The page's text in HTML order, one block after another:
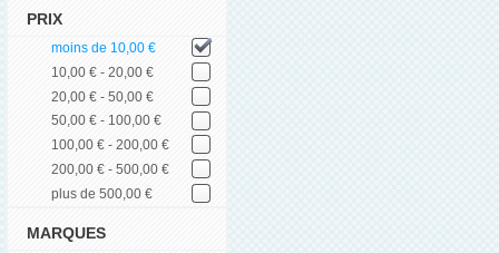
PRIX
moins de 10,00 €
10,00 € - 20,00 €
20,00 € - 50,00 €
50,00 € - 100,00 €
100,00 € - 200,00 €
200,00 € - 500,00 €
plus de 500,00 €
MARQUES